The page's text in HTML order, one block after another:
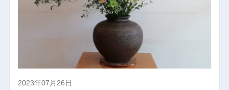
2023年07月26日